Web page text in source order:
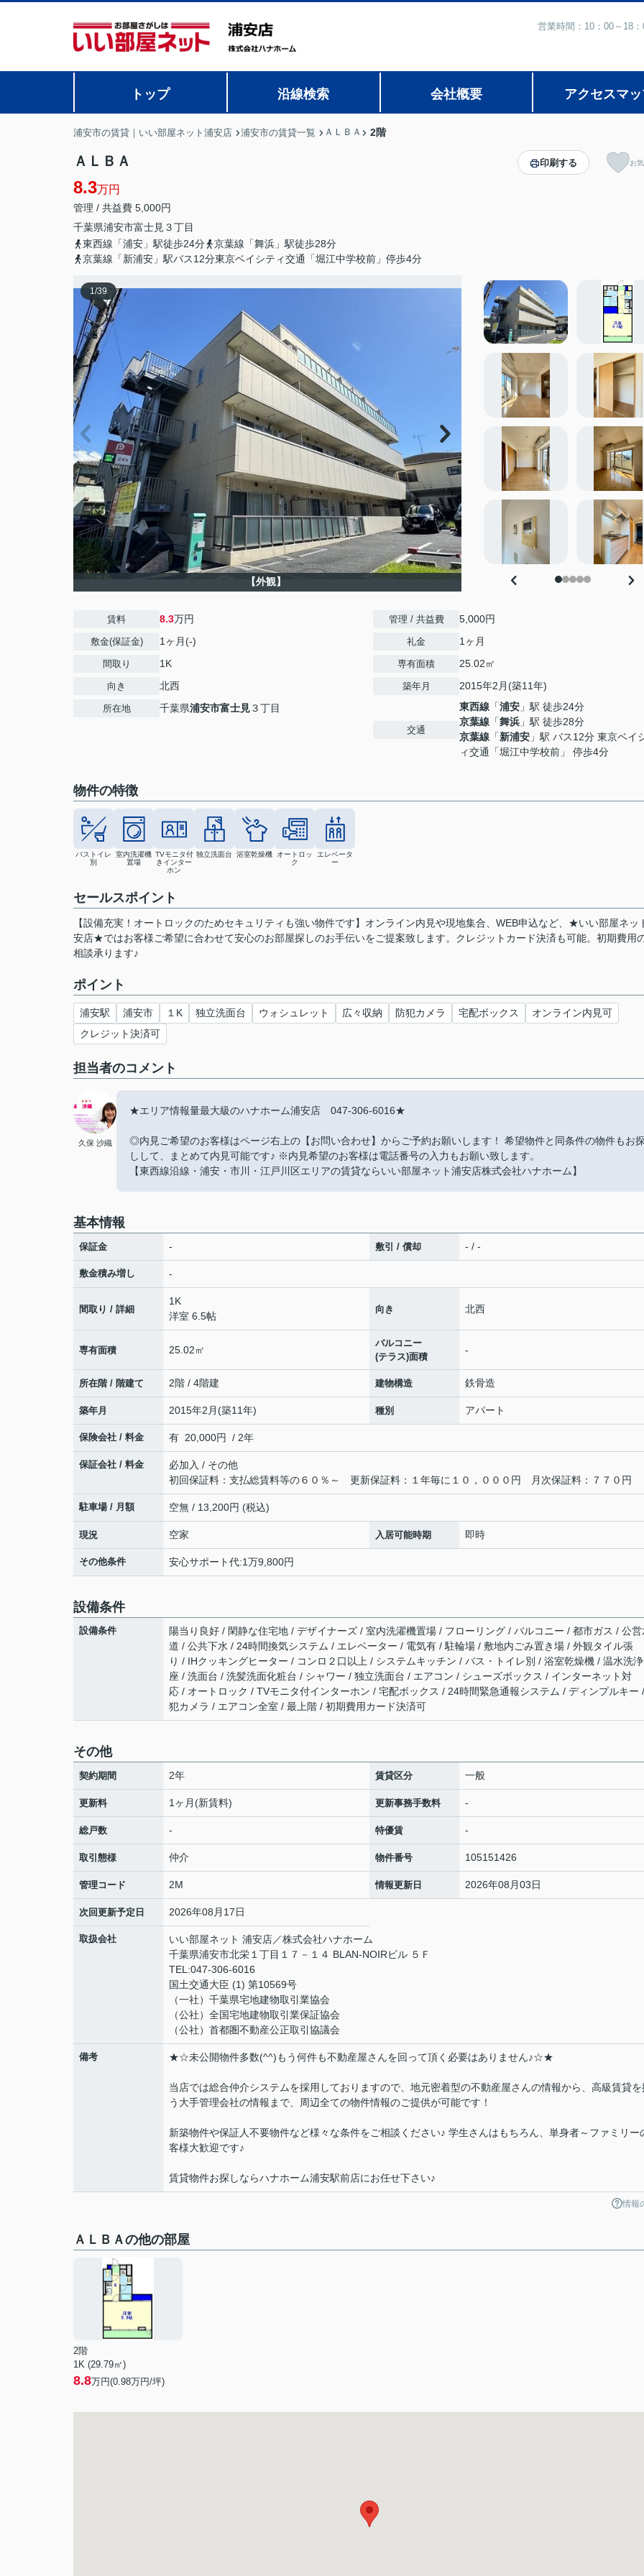
営業時間：10：00～18
トップ 沿線検索 会社概要 アクセスマ
浦安市の賃貸｜いい部屋ネット浦安店 浦安市の賃貸一覧 ＡＬＢＡ 2階
ＡＬＢＡ
8.3万円
管理 / 共益費 5,000円
千葉県浦安市富士見 ３丁目
東西線「浦安」駅徒歩24分
京葉線「舞浜」駅徒歩28分
京葉線「新浦安」駅バス12分東京ベイシティ交通「堀江中学校前」停歩4分
印刷する お
1/39
【外観】
賃料 8.3万円
敷金(保証金) 1ヶ月(-)
間取り 1K
向き 北西
所在地 千葉県浦安市富士見３丁目
管理 / 共益費 5,000円
礼金 1ヶ月
専有面積 25.02㎡
築年月 2015年2月(築11年)
交通
東西線 「浦安 」駅 徒歩24分
京葉線 「舞浜 」駅 徒歩28分
京葉線 「新浦安 」駅 バス12分 東京ベイ
ィ交通「堀江中学校前」 停歩4分
物件の特徴
バストイレ
別
室内洗濯機
置場
TVモニタ付
きインター
ホン
独立洗面台 浴室乾燥機
オートロッ
ク
エレベータ
ー
セールスポイント
【設備充実！オートロックのためセキュリティも強い物件です】オンライン内見や現地集合、WEB申込など、★いい部屋ネッ
安店★ではお客様ご希望に合わせて安心のお部屋探しのお手伝いをご提案致します。クレジットカード決済も可能。初期費用
相談承ります♪
ポイント
浦安駅 浦安市 １K 独立洗面台 ウォシュレット 広々収納 防犯カメラ 宅配ボックス
オンライン内見可
クレジット決済可
担当者のコメント
久保 沙織
★エリア情報量最大級のハナホーム浦安店 047-306-6016★
◎内見ご希望のお客様はページ右上の【お問い合わせ】からご予約お願いします！ 希望物件と同条件の物件もお
しして、まとめて内見可能です♪ ※内見希望のお客様は電話番号の入力もお願い致します。
【東西線沿線・浦安・市川・江戸川区エリアの賃貸ならいい部屋ネット浦安店株式会社ハナホーム】
基本情報
保証金 - 敷引 / 償却 - / -
敷金積み増し -
間取り / 詳細
1K
洋室 6.5帖
向き 北西
専有面積 25.02㎡
バルコニー
(テラス)面積
-
所在階 / 階建て 2階 / 4階建 建物構造 鉄骨造
築年月 2015年2月(築11年) 種別 アパート
保険会社 / 料金 有 20,000円 / 2年
保証会社 / 料金
必加入 / その他
初回保証料：支払総賃料等の６０％～ 更新保証料：１年毎に１０，０００円 月次保証料：７７０円
駐車場 / 月額 空無 / 13,200円 (税込)
現況 空家 入居可能時期 即時
その他条件 安心サポート代:1万9,800円
設備条件
設備条件
陽当り良好 / 閑静な住宅地 / デザイナーズ / 室内洗濯機置場 / フローリング / バルコニー / 都市ガス / 公営
道 / 公共下水 / 24時間換気システム / エレベーター / 電気有 / 駐輪場 / 敷地内ごみ置き場 / 外観タイル張
り / IHクッキングヒーター / コンロ２口以上 / システムキッチン / バス・トイレ別 / 浴室乾燥機 / 温水洗
座 / 洗面台 / 洗髪洗面化粧台 / シャワー / 独立洗面台 / エアコン / シューズボックス / インターネット対
応 / オートロック / TVモニタ付インターホン / 宅配ボックス / 24時間緊急通報システム / ディンプルキー
犯カメラ / エアコン全室 / 最上階 / 初期費用カード決済可
その他
契約期間 2年 賃貸区分 一般
更新料 1ヶ月(新賃料) 更新事務手数料 -
総戸数 - 特優賃 -
取引態様 仲介 物件番号 105151426
管理コード 2M 情報更新日 2026年08月03日
次回更新予定日 2026年08月17日
取扱会社
いい部屋ネット 浦安店／株式会社ハナホーム
千葉県浦安市北栄１丁目１７－１４ BLAN-NOIRビル ５Ｆ
TEL:047-306-6016
国土交通大臣 (1) 第10569号
（一社）千葉県宅地建物取引業協会
（公社）全国宅地建物取引業保証協会
（公社）首都圏不動産公正取引協議会
備考 ★☆未公開物件多数(^^)もう何件も不動産屋さんを回って頂く必要はありません♪☆★
当店では総合仲介システムを採用しておりますので、地元密着型の不動産屋さんの情報から、高級賃貸を
う大手管理会社の情報まで、周辺全ての物件情報のご提供が可能です！
新築物件や保証人不要物件など様々な条件をご相談ください♪ 学生さんはもちろん、単身者～ファミリー
客様大歓迎です♪
賃貸物件お探しならハナホーム浦安駅前店にお任せ下さい♪
情報
ＡＬＢＡの他の部屋
2階
1K (29.79㎡)
8.8万円(0.98万円/坪)